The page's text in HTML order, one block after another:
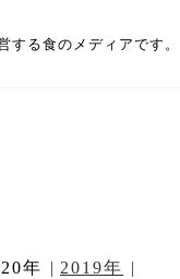
る食のメディアです。
年
2019年